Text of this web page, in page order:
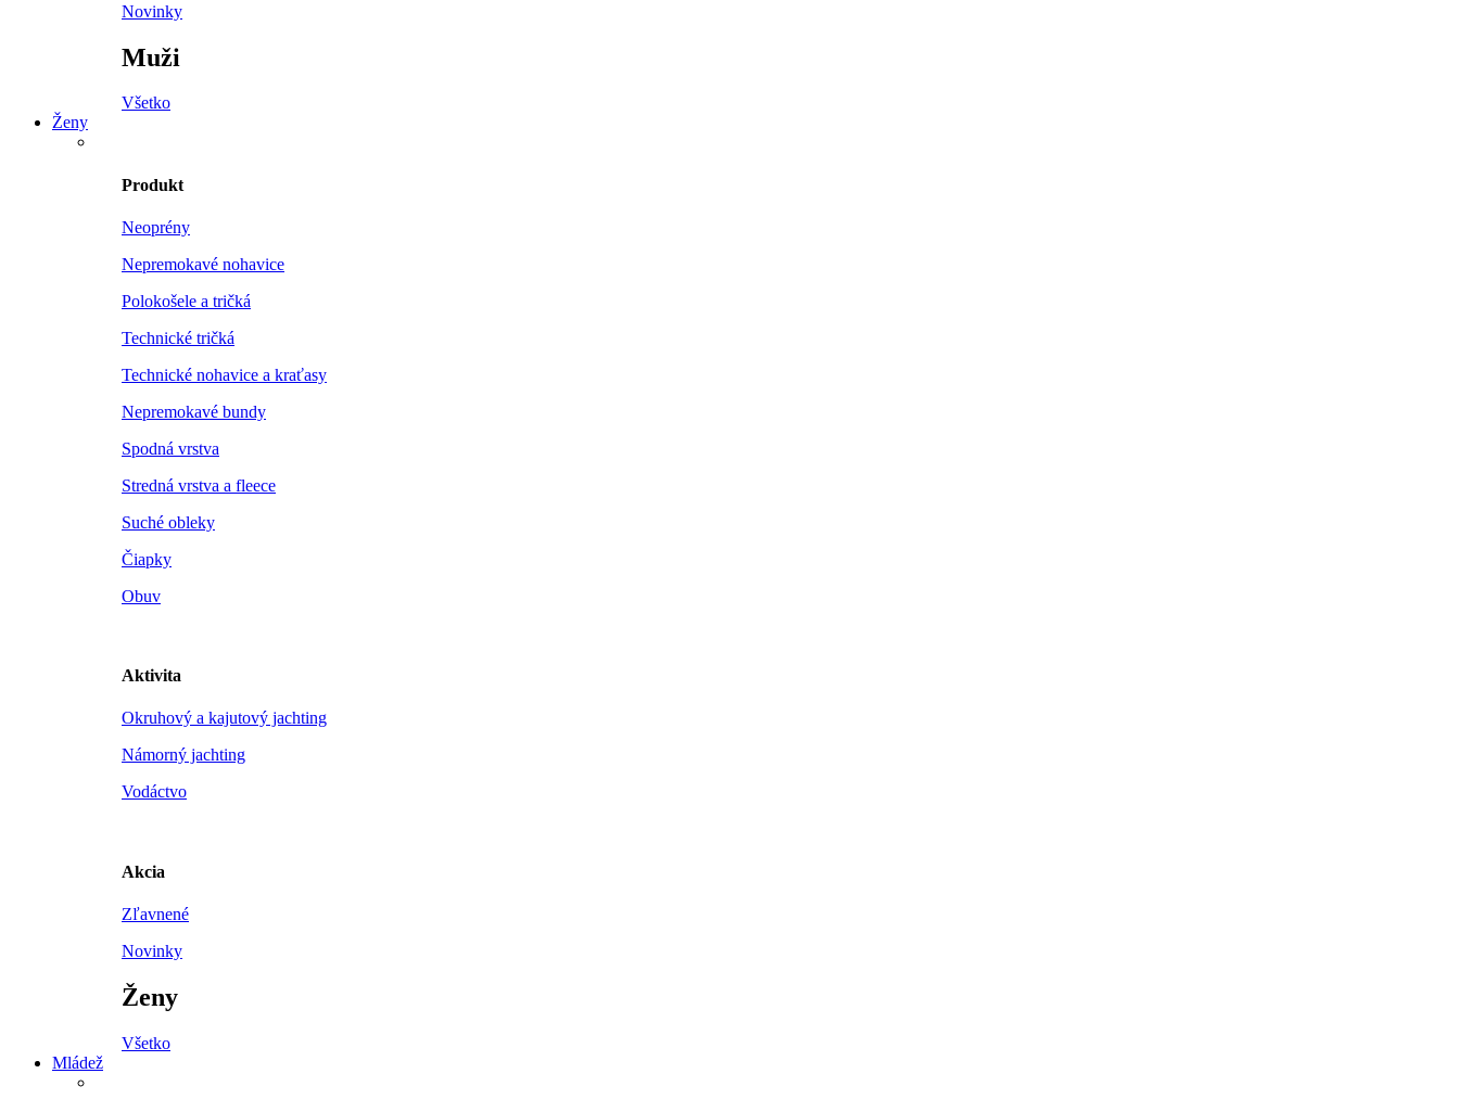
Novinky
Muži
Všetko
Ženy
Produkt
Neoprény
Nepremokavé nohavice
Polokošele a tričká
Technické tričká
Technické nohavice a kraťasy
Nepremokavé bundy
Spodná vrstva
Stredná vrstva a fleece
Suché obleky
Čiapky
Obuv
Aktivita
Okruhový a kajutový jachting
Námorný jachting
Vodáctvo
Akcia
Zľavnené
Novinky
Ženy
Všetko
Mládež